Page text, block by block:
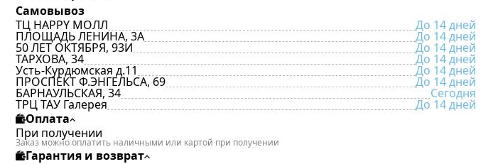
Самовывоз
ТЦ HAPPY МОЛЛ
До 14 дней
ПЛОЩАДЬ ЛЕНИНА, 3А До 14 дней
50 ЛЕТ ОКТЯБРЯ, 93И До 14 дней
ТАРХОВА, 34 До 14 дней
Усть-Курдюмская д.11 До 14 дней
ПРОСПЕКТ Ф.ЭНГЕЛЬСА, 69 До 14 дней
БАРНАУЛЬСКАЯ, 34 Сегодня
ТРЦ ТАУ Галерея
До 14 дней
Оплата
При получении
Заказ можно оплатить наличными или картой при получении
Гарантия и возврат